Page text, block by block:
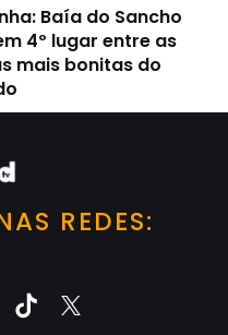
Baía do Sancho
4º lugar entre as
mais bonitas do
REDES: